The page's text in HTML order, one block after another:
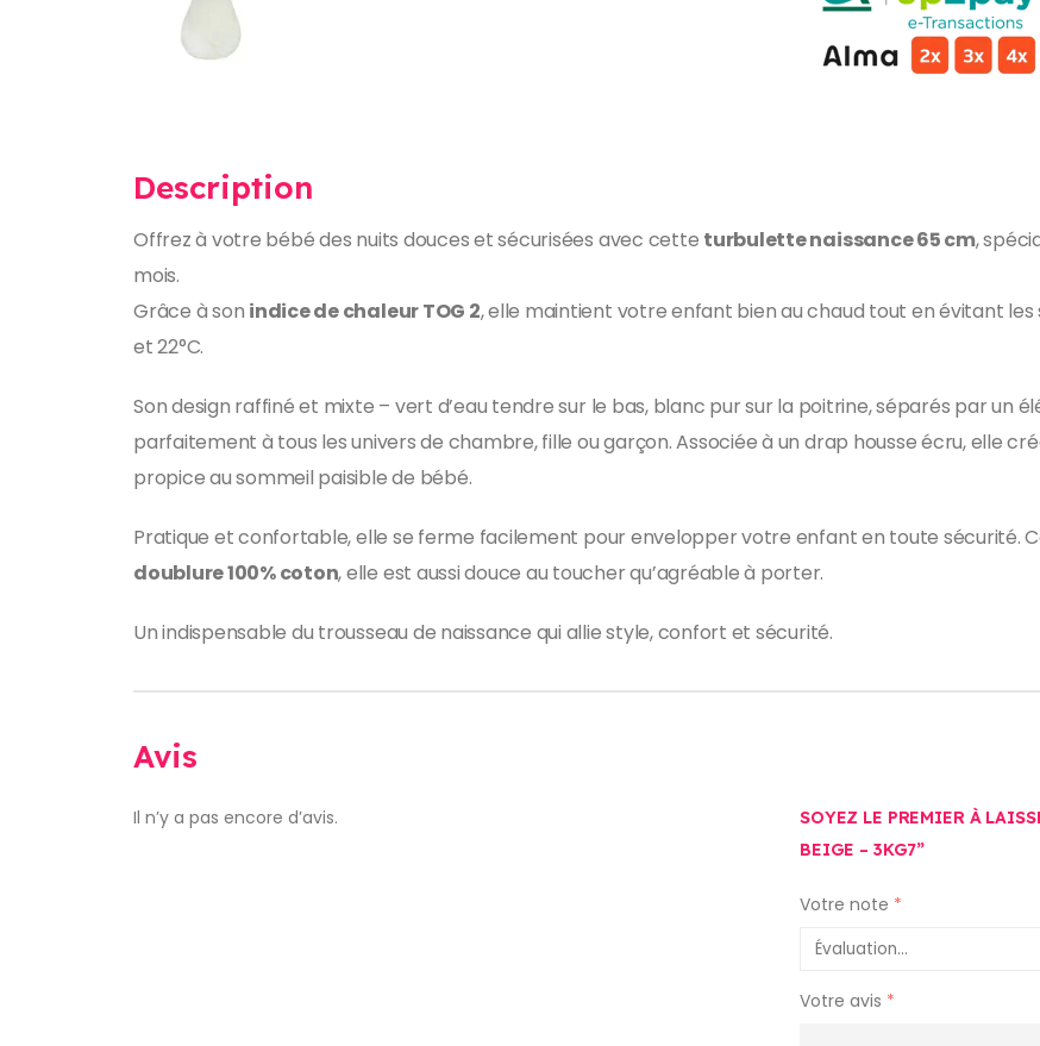
Description
Offrez à votre bébé des nuits douces et sécurisées avec cette turbulette naissance 65 cm,
mois.
Grâce à son indice de chaleur TOG 2, elle maintient votre enfant bien au chaud tout en évitant
et 22°C.
Son design raffiné et mixte – vert d’eau tendre sur le bas, blanc pur sur la poitrine, séparés par un
parfaitement à tous les univers de chambre, fille ou garçon. Associée à un drap housse écru, elle
propice au sommeil paisible de bébé.
Pratique et confortable, elle se ferme facilement pour envelopper votre enfant en toute sécurité.
doublure 100% coton, elle est aussi douce au toucher qu’agréable à porter.
Un indispensable du trousseau de naissance qui allie style, confort et sécurité.
Avis
Il n’y a pas encore d’avis.
SOYEZ LE PREMIER À
BEIGE – 3KG7”
Votre note *
Votre avis *